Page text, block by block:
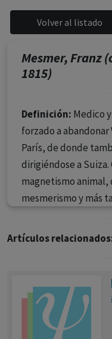
facultados prescribir
caso concreto, el
necesidades del
Mesmer, Franz
1815)
Definición: Medico
forzado a
París, de donde
dirigiéndose a
magnetismo
mesmerismo y más
Artículos